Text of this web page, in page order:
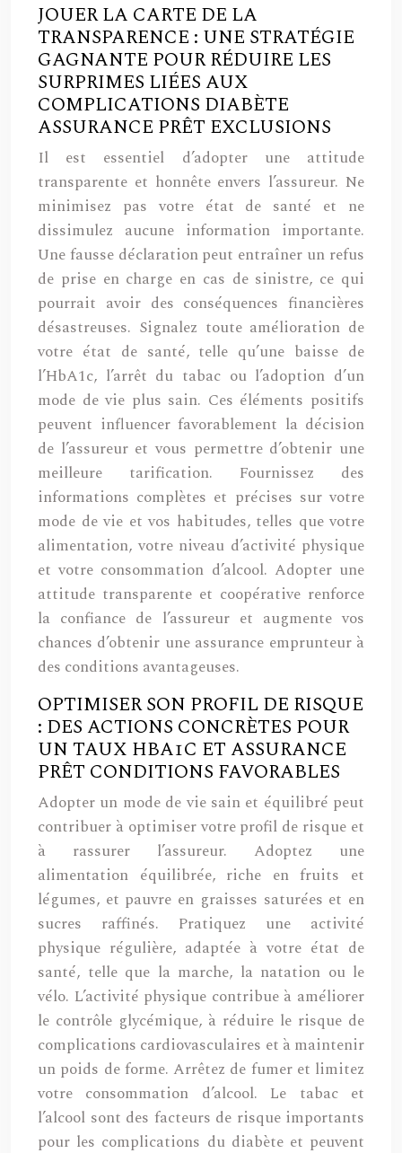
JOUER LA CARTE DE LA
TRANSPARENCE : UNE STRATÉGIE
GAGNANTE POUR RÉDUIRE LES
SURPRIMES LIÉES AUX
COMPLICATIONS DIABÈTE
ASSURANCE PRÊT EXCLUSIONS
Il est essentiel d’adopter une attitude
transparente et honnête envers l’assureur. Ne
minimisez pas votre état de santé et ne
dissimulez aucune information importante.
Une fausse déclaration peut entraîner un refus
de prise en charge en cas de sinistre, ce qui
pourrait avoir des conséquences financières
désastreuses. Signalez toute amélioration de
votre état de santé, telle qu’une baisse de
l’HbA1c, l’arrêt du tabac ou l’adoption d’un
mode de vie plus sain. Ces éléments positifs
peuvent influencer favorablement la décision
de l’assureur et vous permettre d’obtenir une
meilleure tarification. Fournissez des
informations complètes et précises sur votre
mode de vie et vos habitudes, telles que votre
alimentation, votre niveau d’activité physique
et votre consommation d’alcool. Adopter une
attitude transparente et coopérative renforce
la confiance de l’assureur et augmente vos
chances d’obtenir une assurance emprunteur à
des conditions avantageuses.
OPTIMISER SON PROFIL DE RISQUE
: DES ACTIONS CONCRÈTES POUR
UN TAUX HBA1C ET ASSURANCE
PRÊT CONDITIONS FAVORABLES
Adopter un mode de vie sain et équilibré peut
contribuer à optimiser votre profil de risque et
à rassurer l’assureur. Adoptez une
alimentation équilibrée, riche en fruits et
légumes, et pauvre en graisses saturées et en
sucres raffinés. Pratiquez une activité
physique régulière, adaptée à votre état de
santé, telle que la marche, la natation ou le
vélo. L’activité physique contribue à améliorer
le contrôle glycémique, à réduire le risque de
complications cardiovasculaires et à maintenir
un poids de forme. Arrêtez de fumer et limitez
votre consommation d’alcool. Le tabac et
l’alcool sont des facteurs de risque importants
pour les complications du diabète et peuvent